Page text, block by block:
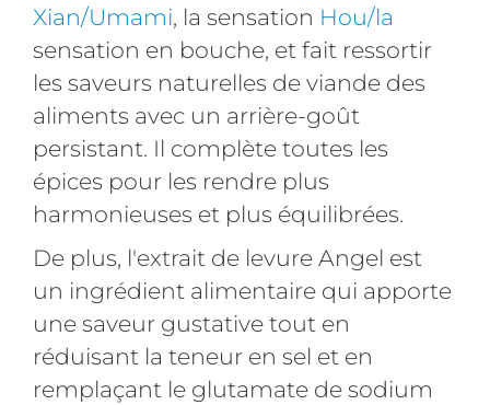
Xian/Umami, la sensation Hou/la
sensation en bouche, et fait ressortir
les saveurs naturelles de viande des
aliments avec un arrière-goût
persistant. Il complète toutes les
épices pour les rendre plus
harmonieuses et plus équilibrées.
De plus, l'extrait de levure Angel est
un ingrédient alimentaire qui apporte
une saveur gustative tout en
réduisant la teneur en sel et en
remplaçant le glutamate de sodium